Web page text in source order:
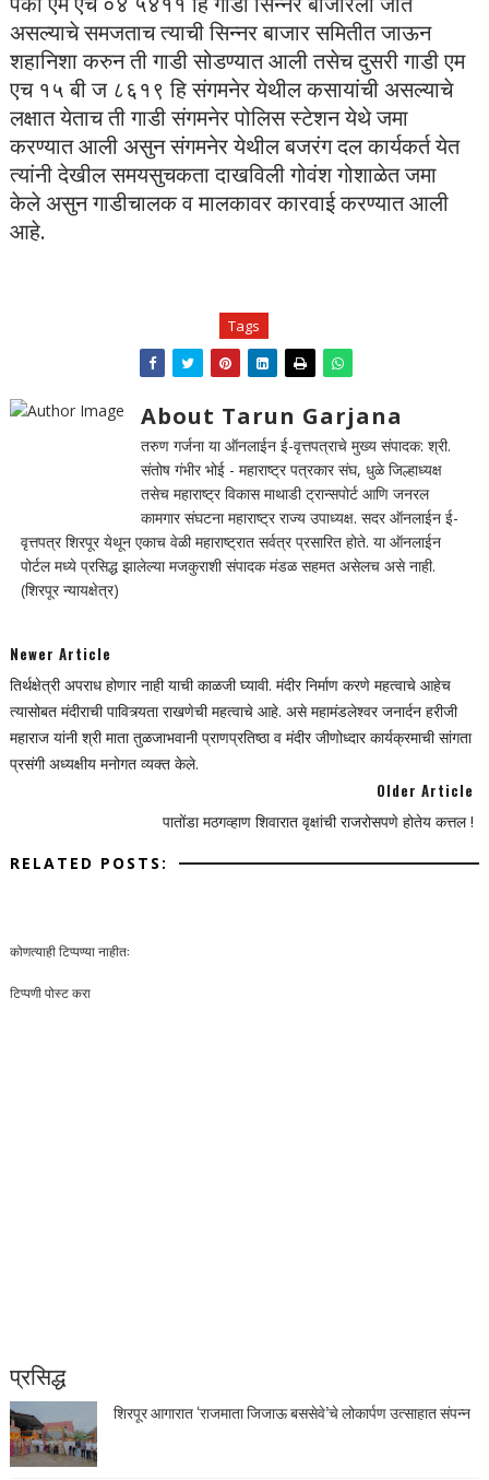
असल्याचे समजताच त्याची सिन्नर बाजार समितीत जाऊन
शहानिशा करुन ती गाडी सोडण्यात आली तसेच दुसरी गाडी एम
एच १५ बी ज ८६१९ हि संगमनेर येथील कसायांची असल्याचे
लक्षात येताच ती गाडी संगमनेर पोलिस स्टेशन येथे जमा
करण्यात आली असुन संगमनेर येथील बजरंग दल कार्यकर्त येत
त्यांनी देखील समयसुचकता दाखविली गोवंश गोशाळेत जमा
केले असुन गाडीचालक व मालकावर कारवाई करण्यात आली
आहे.
Tags
About Tarun Garjana
तरुण गर्जना या ऑनलाईन ई-वृत्तपत्राचे मुख्य संपादक: श्री.
संतोष गंभीर भोई - महाराष्ट्र पत्रकार संघ, धुळे जिल्हाध्यक्ष
तसेच महाराष्ट्र विकास माथाडी ट्रान्सपोर्ट आणि जनरल
कामगार संघटना महाराष्ट्र राज्य उपाध्यक्ष. सदर ऑनलाईन ई-
वृत्तपत्र शिरपूर येथून एकाच वेळी महाराष्ट्रात सर्वत्र प्रसारित होते. या ऑनलाईन
पोर्टल मध्ये प्रसिद्ध झालेल्या मजकुराशी संपादक मंडळ सहमत असेलच असे नाही.
(शिरपूर न्यायक्षेत्र)
Newer Article
तिर्थक्षेत्री अपराध होणार नाही याची काळजी घ्यावी. मंदीर निर्माण करणे महत्वाचे आहेच
त्यासोबत मंदीराची पावित्र्यता राखणेची महत्वाचे आहे. असे महामंडलेश्वर जनार्दन हरीजी
महाराज यांनी श्री माता तुळजाभवानी प्राणप्रतिष्ठा व मंदीर जीणोध्दार कार्यक्रमाची सांगता
प्रसंगी अध्यक्षीय मनोगत व्यक्त केले.
Older Article
पातोंडा मठगव्हाण शिवारात वृक्षांची राजरोसपणे होतेय कत्तल !
RELATED POSTS:
कोणत्याही टिप्पण्‍या नाहीत:
टिप्पणी पोस्ट करा
प्रसिद्ध
शिरपूर आगारात ‘राजमाता जिजाऊ बससेवे’चे लोकार्पण उत्साहात संपन्न